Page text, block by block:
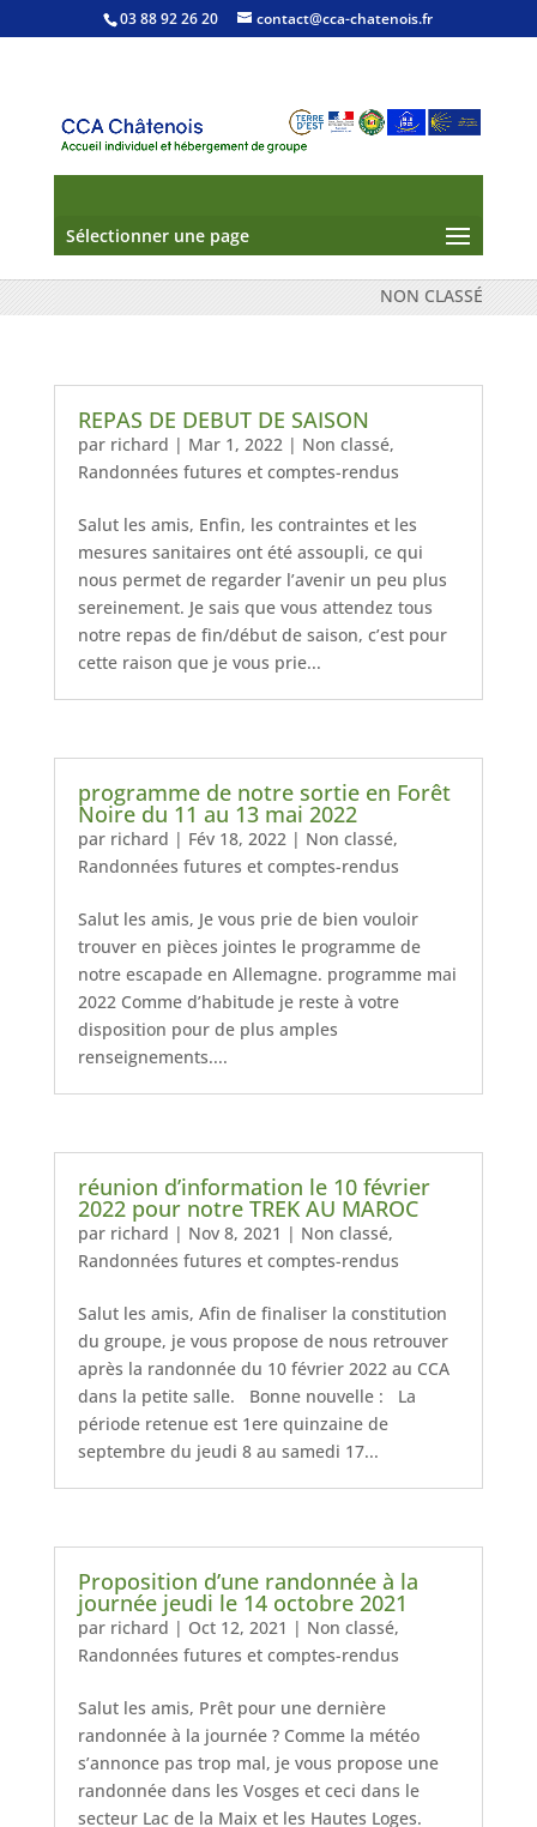
03 88 92 26 20 contact@cca-chatenois.fr
Sélectionner une page
NON CLASSÉ
REPAS DE DEBUT DE SAISON
par richard | Mar 1, 2022| Non classé,
Randonnées futures et comptes-rendus
Salut les amis, Enfin, les contraintes et les
mesures sanitaires ont été assoupli, ce qui
nous permet de regarder l’avenir un peu plus
sereinement. Je sais que vous attendez tous
notre repas de fin/début de saison, c’est pour
cette raison que je vous prie...
programme de notre sortie en Forêt
Noire du 11 au 13 mai 2022
par richard | Fév 18, 2022| Non classé,
Randonnées futures et comptes-rendus
Salut les amis, Je vous prie de bien vouloir
trouver en pièces jointes le programme de
notre escapade en Allemagne. programme mai
2022 Comme d’habitude je reste à votre
disposition pour de plus amples
renseignements....
réunion d’information le 10 février
2022 pour notre TREK AU MAROC
par richard | Nov 8, 2021 | Non classé,
Randonnées futures et comptes-rendus
Salut les amis, Afin de finaliser la constitution
du groupe, je vous propose de nous retrouver
après la randonnée du 10 février 2022 au CCA
dans la petite salle. Bonne nouvelle : La
période retenue est 1ere quinzaine de
septembre du jeudi 8 au samedi 17...
Proposition d’une randonnée à la
journée jeudi le 14 octobre 2021
par richard | Oct 12, 2021 | Non classé,
Randonnées futures et comptes-rendus
Salut les amis, Prêt pour une dernière
randonnée à la journée ? Comme la météo
s’annonce pas trop mal, je vous propose une
randonnée dans les Vosges et ceci dans le
secteur Lac de la Maix et les Hautes Loges.